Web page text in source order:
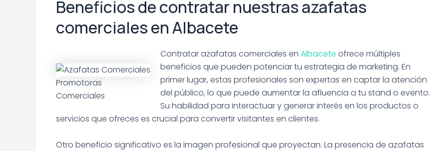
Beneficios de contratar nuestras azafatas
comerciales en Albacete
Promotoras
Comerciales
Contratar azafatas comerciales en Albacete ofrece múltiples
beneficios que pueden potenciar tu estrategia de marketing. En
primer lugar, estas profesionales son expertas en captar la atención
del público, lo que puede aumentar la afluencia a tu stand o evento.
Su habilidad para interactuar y generar interés en los productos o
servicios que ofreces es crucial para convertir visitantes en clientes.
Otro beneficio significativo es la imagen profesional que proyectan. La presencia de azafatas